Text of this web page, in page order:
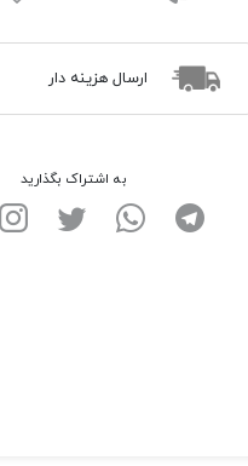
ارسال هزینه دار
به اشتراک بگذارید